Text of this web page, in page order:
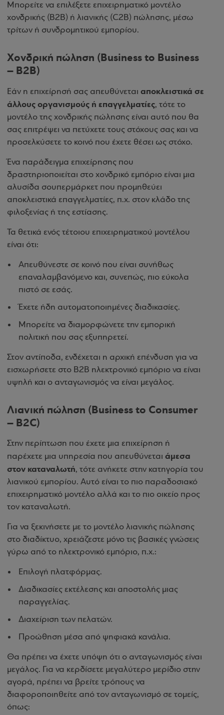
Μπορείτε να επιλέξετε επιχειρηματικό μοντέλο
χονδρικής (B2B) ή λιανικής (C2B) πώλησης, μέσω
τρίτων ή συνδρομητικού εμπορίου.
Χονδρική πώληση (Business to Business
– B2Β)
Εάν η επιχείρησή σας απευθύνεται αποκλειστικά σε
άλλους οργανισμούς ή επαγγελματίες, τότε το
μοντέλο της χονδρικής πώλησης είναι αυτό που θα
σας επιτρέψει να πετύχετε τους στόχους σας και να
προσελκύσετε το κοινό που έχετε θέσει ως στόχο.
Ένα παράδειγμα επιχείρησης που
δραστηριοποιείται στο χονδρικό εμπόριο είναι μια
αλυσίδα σουπερμάρκετ που προμηθεύει
αποκλειστικά επαγγελματίες, π.χ. στον κλάδο της
φιλοξενίας ή της εστίασης.
Τα θετικά ενός τέτοιου επιχειρηματικού μοντέλου
είναι ότι:
Απευθύνεστε σε κοινό που είναι συνήθως
επαναλαμβανόμενο και, συνεπώς, πιο εύκολα
πιστό σε εσάς.
Έχετε ήδη αυτοματοποιημένες διαδικασίες.
Μπορείτε να διαμορφώνετε την εμπορική
πολιτική που σας εξυπηρετεί.
Στον αντίποδα, ενδέχεται η αρχική επένδυση για να
εισχωρήσετε στο B2B ηλεκτρονικό εμπόριο να είναι
υψηλή και ο ανταγωνισμός να είναι μεγάλος.
Λιανική πώληση (Business to Consumer
– B2C)
Στην περίπτωση που έχετε μια επιχείρηση ή
παρέχετε μια υπηρεσία που απευθύνεται άμεσα
στον καταναλωτή, τότε ανήκετε στην κατηγορία του
λιανικού εμπορίου. Αυτό είναι το πιο παραδοσιακό
επιχειρηματικό μοντέλο αλλά και το πιο οικείο προς
τον καταναλωτή.
Για να ξεκινήσετε με το μοντέλο λιανικής πώλησης
στο διαδίκτυο, χρειάζεστε μόνο τις βασικές γνώσεις
γύρω από το ηλεκτρονικό εμπόριο, π.χ.:
Επιλογή πλατφόρμας.
Διαδικασίες εκτέλεσης και αποστολής μιας
παραγγελίας.
Διαχείριση των πελατών.
Προώθηση μέσα από ψηφιακά κανάλια.
Θα πρέπει να έχετε υπόψη ότι ο ανταγωνισμός είναι
μεγάλος. Για να κερδίσετε μεγαλύτερο μερίδιο στην
αγορά, πρέπει να βρείτε τρόπους να
διαφοροποιηθείτε από τον ανταγωνισμό σε τομείς,
όπως: